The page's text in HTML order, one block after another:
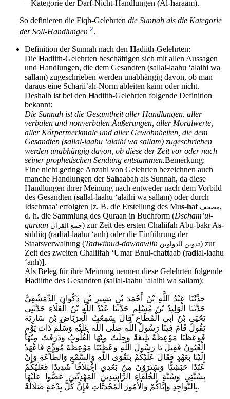
– Kategorie der Darf-Nicht-Handlungen (Al-haraam).
So definieren die Fiqh-Gelehrten die Sunnah als die Kategorie
der Soll-Handlungen 2.
Definition der Sunnah nach den Hadiith-Gelehrten:
Die Hadiith-Gelehrten beschäftigen sich mit allen Aussagen
und Handlungen, die dem Gesandten (sallal-laahu ‘alaihi wa
sallam) zugeschrieben werden unabhängig davon, ob man
daraus eine Scharii’ah-Norm ableiten kann oder nicht.
Deshalb ist bei den Hadiith-Gelehrten folgende Definition
bekannt:
Die Sunnah ist die Gesamtheit aller Handlungen, aller
verbalen und nonverbalen Äußerungen, aller Moralwerte,
aller Körpermerkmale und aller Gewohnheiten, die dem
Gesandten (sallal-laahu ‘alaihi wa sallam) zugeschrieben
werden unabhängig davon, ob diese der Zeit vor oder nach
seiner prophetischen Sendung entstammen.Bemerkung:
Eine nicht geringe Anzahl von Gelehrten bezeichnen auch
manche Handlungen derSahaabah als Sunnah, da diese
Handlungen ihrer Meinung nach entweder nach dem Vorbild
des Gesandten (sallal-laahu ‘alaihi wa sallam) oder durch
Idschmaa’ erfolgten [z. B. die Erstellung des Mus-haf مصحف,
d. h. die Sammlung des Quraan in Buchform (Dscham’ul-
quraan جمع القرآن) zur Zeit des ersten Chaliifah Abu-bakr As-
siddiiq (radial-laahu ‘anh) oder die Einführung der
Staatsverwaltung (Tadwiinud-dawaawiin تدوين الدواوين) zur
Zeit des zweiten Chaliifah ‘Umar Bnul-chattaab (radial-laahu
‘anh)].
Als Beleg für ihre Meinung nennen diese Gelehrten folgende
Hadiithe des Gesandten (sallal-laahu ‘alaihi wa sallam):
حَدَّثَنَا عَبْدُ اللَّهِ بْنُ أَحْمَدَ بْنِ بَشِيرِ بْنِ ذَكْوَانَ الدِّمَشْقِيُّ
حَدَّثَنَا الْوَلِيدُ بْنُ مُسْلِمٍ حَدَّثَنَا عَبْدُ اللَّهِ بْنُ الْعَلَاءِ حَدَّثَنِي
يَحْيَى بْنُ أَبِي الْمُطَاعِ قَالَ سَمِعْتُ الْعِرْبَاضَ بْنَ سَارِيَةَ
يَقُولُ قَامَ فِينَا رَسُولُ اللَّهِ صَلَّى اللَّه عَلَيْهِ وَسَلَّمَ ذَاتَ يَوْمٍ
فَوَعَظَنَا مَوْعِظَةً بَلِيغَةً وَجِلَتْ مِنْهَا الْقُلُوبُ وَذَرَفَتْ مِنْهَا
الْعُيُونُ فَقِيلَ يَا رَسُولَ اللَّهِ وَعَظْتَنَا مَوْعِظَةَ مُوَدِّعٍ فَاعْهَدْ
إِلَيْنَا بِعَهْدٍ فَقَالَ عَلَيْكُمْ بِتَقْوَى اللَّهِ وَالسَّمْعِ وَالطَّاعَةِ وَإِنْ
عَبْدًا حَبَشِيًّا وَسَتَرَوْنَ مِنْ بَعْدِي اخْتِلَافًا شَدِيدًا فَعَلَيْكُمْ
بِسُنَّتِي وَسُنَّةِ الْخُلَفَاءِ الرَّاشِدِينَ الْمَهْدِيِّينَ عَضُّوا عَلَيْهَا
بِالنَّوَاجِذِ وَإِيَّاكُمْ وَالْأُمُورَ الْمُحْدَثَاتِ فَإِنَّ كُلَّ بِدْعَةٍ ضَلَالَةٌ.